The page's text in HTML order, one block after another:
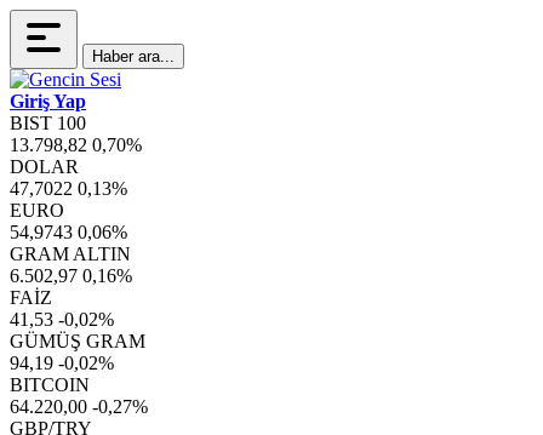
Haber ara...
Giriş Yap
BIST 100
13.798,82 0,70%
DOLAR
47,7022 0,13%
EURO
54,9743 0,06%
GRAM ALTIN
6.502,97 0,16%
FAİZ
41,53 -0,02%
GÜMÜŞ GRAM
94,19 -0,02%
BITCOIN
64.220,00 -0,27%
GBP/TRY